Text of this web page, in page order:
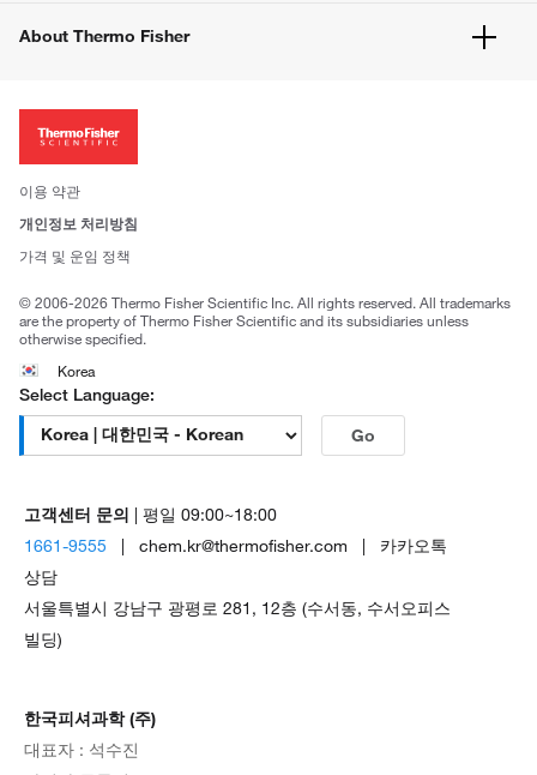
웹사이트 개선사항
About Thermo Fisher
투자자
사회적 책임
브랜드
이용 약관
개인정보 처리방침
가격 및 운임 정책
© 2006-2026 Thermo Fisher Scientific Inc. All rights reserved. All trademarks
are the property of Thermo Fisher Scientific and its subsidiaries unless
otherwise specified.
Korea
Select Language:
Go
고객센터 문의 | 평일 09:00~18:00
1661-9555 | chem.kr@thermofisher.com | 카카오톡
상담
서울특별시 강남구 광평로 281, 12층 (수서동, 수서오피스
빌딩)
한국피셔과학 (주)
대표자 : 석수진